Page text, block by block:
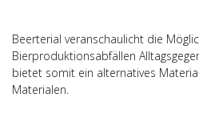
Beerterial veranschaulicht die
Bierproduktionsabfällen
bietet somit ein alternatives
Materialen.